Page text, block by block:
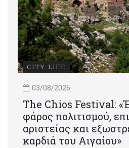
CITY LIFE
03/08/2026
Τhe Chios Festival:
φάρος πολιτισμού,
αριστείας και
καρδιά του Αιγαίου»